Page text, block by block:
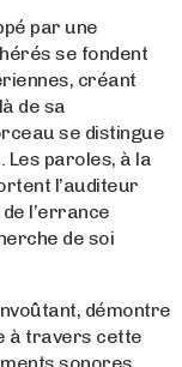
par une
se fondent
créant
de sa
se distingue
paroles, à la
l’auditeur
l’errance
de soi
démontre
à travers cette